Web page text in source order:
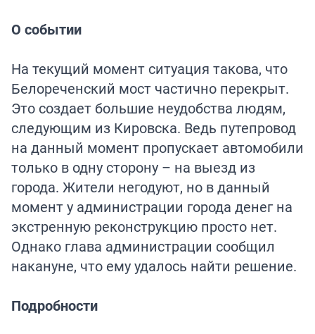
О событии
На текущий момент ситуация такова, что
Белореченский мост частично перекрыт.
Это создает большие неудобства людям,
следующим из Кировска. Ведь путепровод
на данный момент пропускает автомобили
только в одну сторону – на выезд из
города. Жители негодуют, но в данный
момент у администрации города денег на
экстренную реконструкцию просто нет.
Однако глава администрации сообщил
накануне, что ему удалось найти решение.
Подробности